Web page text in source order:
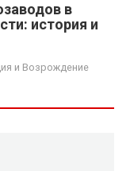
в
история и
и Возрождение